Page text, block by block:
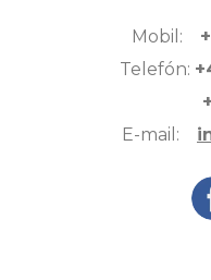
Mobil:
Telefón:
+421
E-mail: